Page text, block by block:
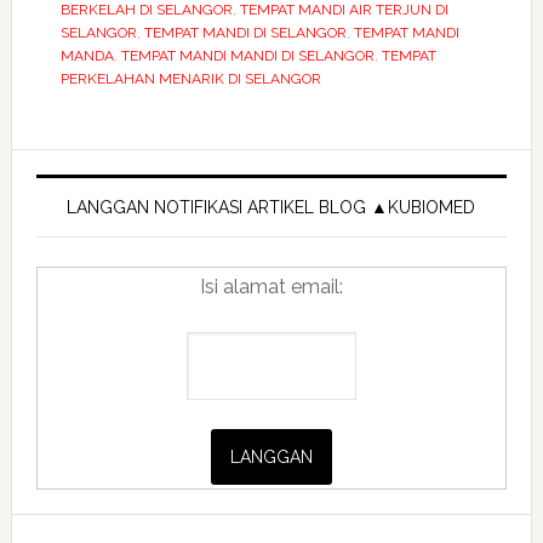
paling
syiok
BERKELAH DI SELANGOR, TEMPAT MANDI AIR TERJUN DI
SELANGOR, TEMPAT MANDI DI SELANGOR, TEMPAT MANDI
MANDA, TEMPAT MANDI MANDI DI SELANGOR, TEMPAT
PERKELAHAN MENARIK DI SELANGOR
Primary
Sidebar
LANGGAN NOTIFIKASI ARTIKEL BLOG ▲KUBIOMED
Isi alamat email: